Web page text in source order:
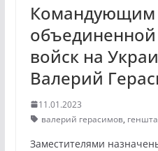
Командующим
войск на
Валерий
11.01.2023
валерий герасимов,
Заместителями